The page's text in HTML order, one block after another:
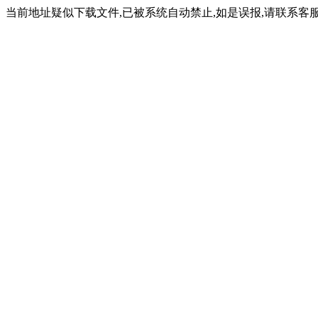
当前地址疑似下载文件,已被系统自动禁止,如是误报,请联系客